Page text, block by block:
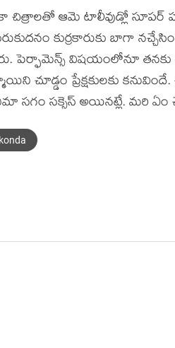
చిత్రాల‌తో ఆమె టాలీవుడ్లో
కుర్ర‌కారుకు బాగా
పెర్ఫామెన్స్ విష‌యంలోనూ
చూడ్డం ప్రేక్ష‌కుల‌కు
స‌గం స‌క్సెస్ అయిన‌ట్లే. మ‌రి